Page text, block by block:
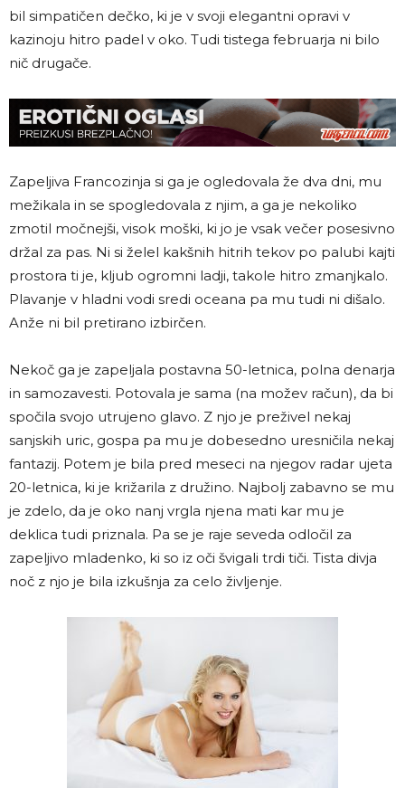
bil simpatičen dečko, ki je v svoji elegantni opravi v
kazinoju hitro padel v oko. Tudi tistega februarja ni bilo
nič drugače.
Zapeljiva Francozinja si ga je ogledovala že dva dni, mu
mežikala in se spogledovala z njim, a ga je nekoliko
zmotil močnejši, visok moški, ki jo je vsak večer posesivno
držal za pas. Ni si želel kakšnih hitrih tekov po palubi kajti
prostora ti je, kljub ogromni ladji, takole hitro zmanjkalo.
Plavanje v hladni vodi sredi oceana pa mu tudi ni dišalo.
Anže ni bil pretirano izbirčen.
Nekoč ga je zapeljala postavna 50-letnica, polna denarja
in samozavesti. Potovala je sama (na možev račun), da bi
spočila svojo utrujeno glavo. Z njo je preživel nekaj
sanjskih uric, gospa pa mu je dobesedno uresničila nekaj
fantazij. Potem je bila pred meseci na njegov radar ujeta
20-letnica, ki je križarila z družino. Najbolj zabavno se mu
je zdelo, da je oko nanj vrgla njena mati kar mu je
deklica tudi priznala. Pa se je raje seveda odločil za
zapeljivo mladenko, ki so iz oči švigali trdi tiči. Tista divja
noč z njo je bila izkušnja za celo življenje.